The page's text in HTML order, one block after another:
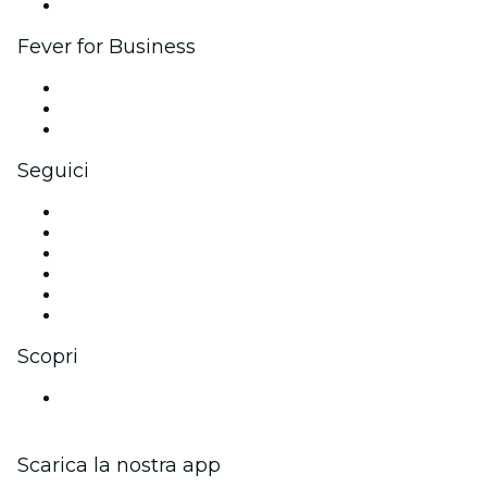
Fever for Business
Seguici
Scopri
Scarica la nostra app